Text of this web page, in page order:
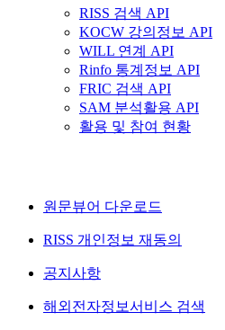
RISS 검색 API
KOCW 강의정보 API
WILL 연계 API
Rinfo 통계정보 API
FRIC 검색 API
SAM 분석활용 API
활용 및 참여 현황
원문뷰어 다운로드
RISS 개인정보 재동의
공지사항
해외전자정보서비스 검색